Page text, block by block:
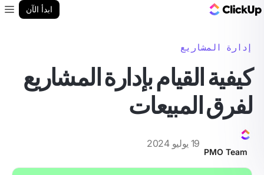
ابدأ الآن
إدارة المشاريع
كيفية القيام بإدارة المشاريع
لفرق المبيعات
PMO Team
19 يوليو 2024